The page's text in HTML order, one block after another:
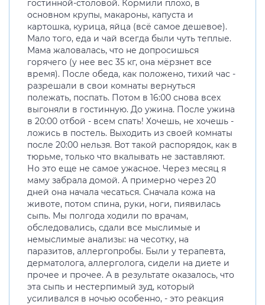
гостинной-столовой. Кормили плохо, в
основном крупы, макароны, капуста и
картошка, курица, яйца (всё самое дешевое).
Мало того, еда и чай всегда были чуть теплые.
Мама жаловалась, что не допросишься
горячего (у нее вес 35 кг, она мёрзнет все
время). После обеда, как положено, тихий час -
разрешали в свои комнаты вернуться
полежать, поспать. Потом в 16:00 снова всех
выгоняли в гостинную. До ужина. После ужина
в 20:00 отбой - всем спать! Хочешь, не хочешь -
ложись в постель. Выходить из своей комнаты
после 20:00 нельзя. Вот такой распорядок, как в
тюрьме, только что вкалывать не заставляют.
Но это еще не самое ужасное. Через месяц я
маму забрала домой. А примерно через 20
дней она начала чесаться. Сначала кожа на
животе, потом спина, руки, ноги, пиявилась
сыпь. Мы полгода ходили по врачам,
обследовались, сдали все мыслимые и
немыслимые анализы: на чесотку, на
паразитов, аллергопробы. Были у терапевта,
дерматолога, аллерголога, сидели на диете и
прочее и прочее. А в результате оказалось, что
эта сыпь и нестерпимый зуд, который
усиливался в ночью особенно, - это реакция